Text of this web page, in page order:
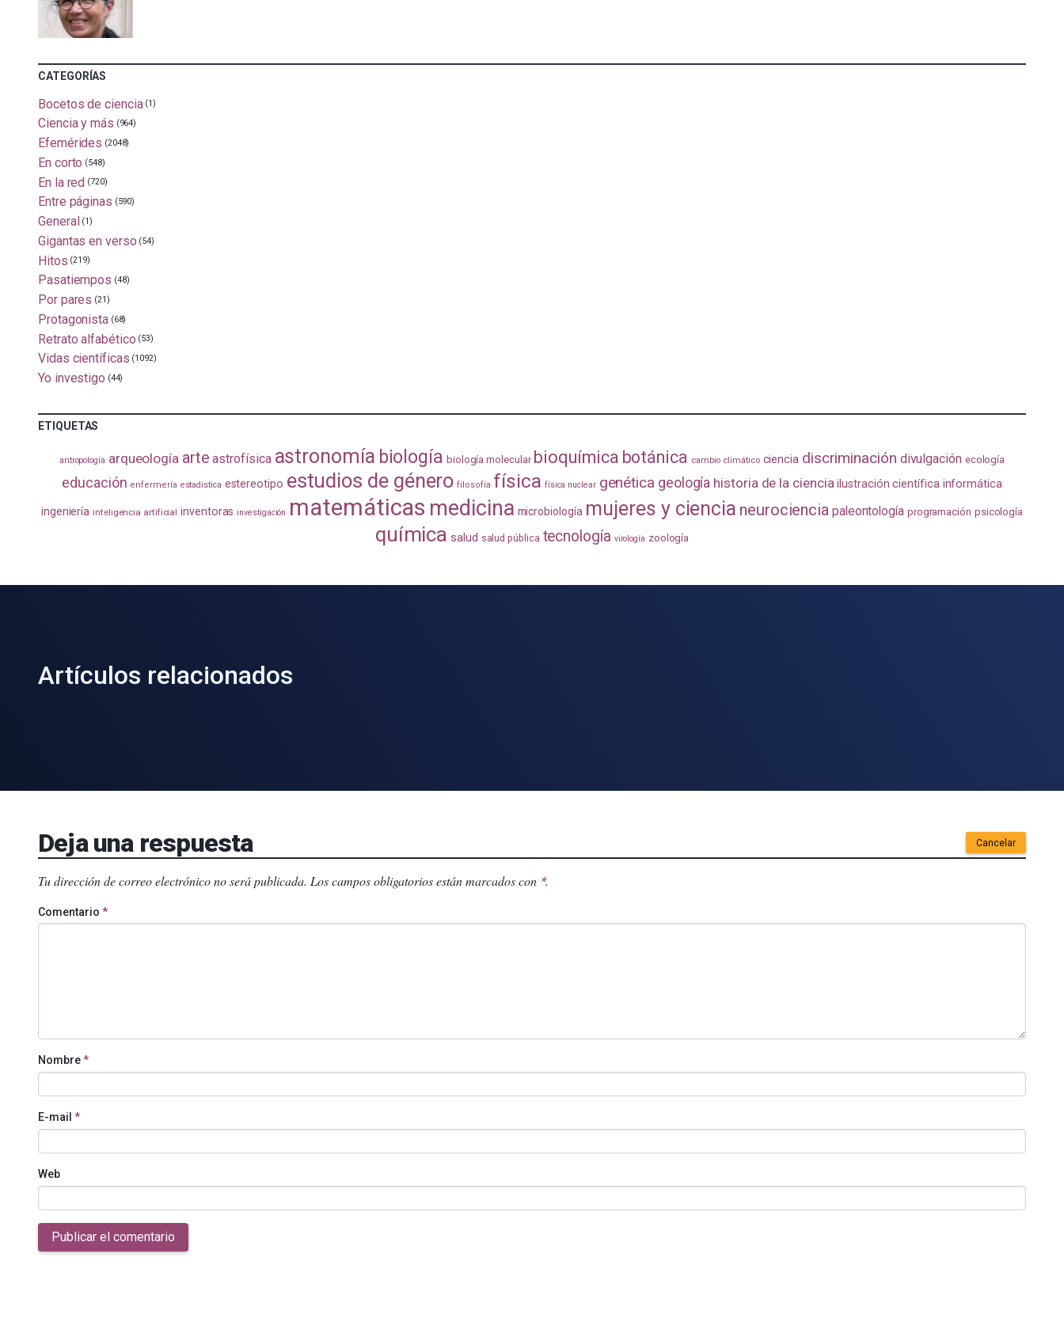
CATEGORÍAS
Bocetos de ciencia (1)
Ciencia y más (964)
Efemérides (2048)
En corto (548)
En la red (720)
Entre páginas (590)
General (1)
Gigantas en verso (54)
Hitos (219)
Pasatiempos (48)
Por pares (21)
Protagonista (68)
Retrato alfabético (53)
Vidas científicas (1092)
Yo investigo (44)
ETIQUETAS
antropología arqueología arte astrofísica astronomía biología biología molecular bioquímica botánica cambio climático ciencia discriminación divulgación ecología
educación enfermería estadistica estereotipo estudios de género filosofía física física nuclear genética geología historia de la ciencia ilustración científica informática
ingeniería inteligencia artificial inventoras investigación matemáticas medicina microbiología mujeres y ciencia neurociencia paleontología programación psicología
química salud salud pública tecnología virología zoología
Artículos relacionados
Deja una respuesta Cancelar
Tu dirección de correo electrónico no será publicada. Los campos obligatorios están marcados con *.
Comentario *
Nombre*
E-mail *
Web
Publicar el comentario